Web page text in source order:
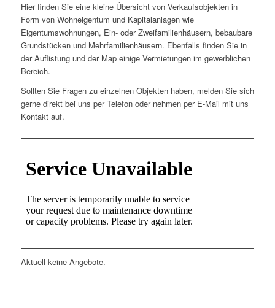
Hier finden Sie eine kleine Übersicht von Verkaufsobjekten in
Form von Wohneigentum und Kapitalanlagen wie
Eigentumswohnungen, Ein- oder Zweifamilienhäusern, bebaubare
Grundstücken und Mehrfamilienhäusern. Ebenfalls finden Sie in
der Auflistung und der Map einige Vermietungen im gewerblichen
Bereich.
Sollten Sie Fragen zu einzelnen Objekten haben, melden Sie sich
gerne direkt bei uns per Telefon oder nehmen per E-Mail mit uns
Kontakt auf.
Aktuell keine Angebote.